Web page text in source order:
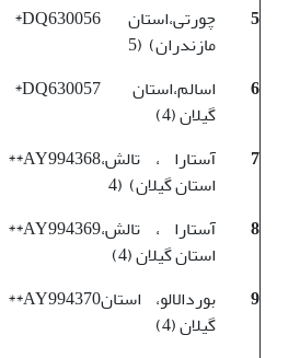
5
چورتی،استان
مازندران) (5
DQ630056*
6
اسالم،استان
گیلان (4)
DQ630057*
7
آستارا ، تالش،
استان گیلان) (4
AY994368**
8
آستارا ، تالش،
استان گیلان (4)
AY994369**
9
بوردالالو، استان
گیلان (4)
AY994370**